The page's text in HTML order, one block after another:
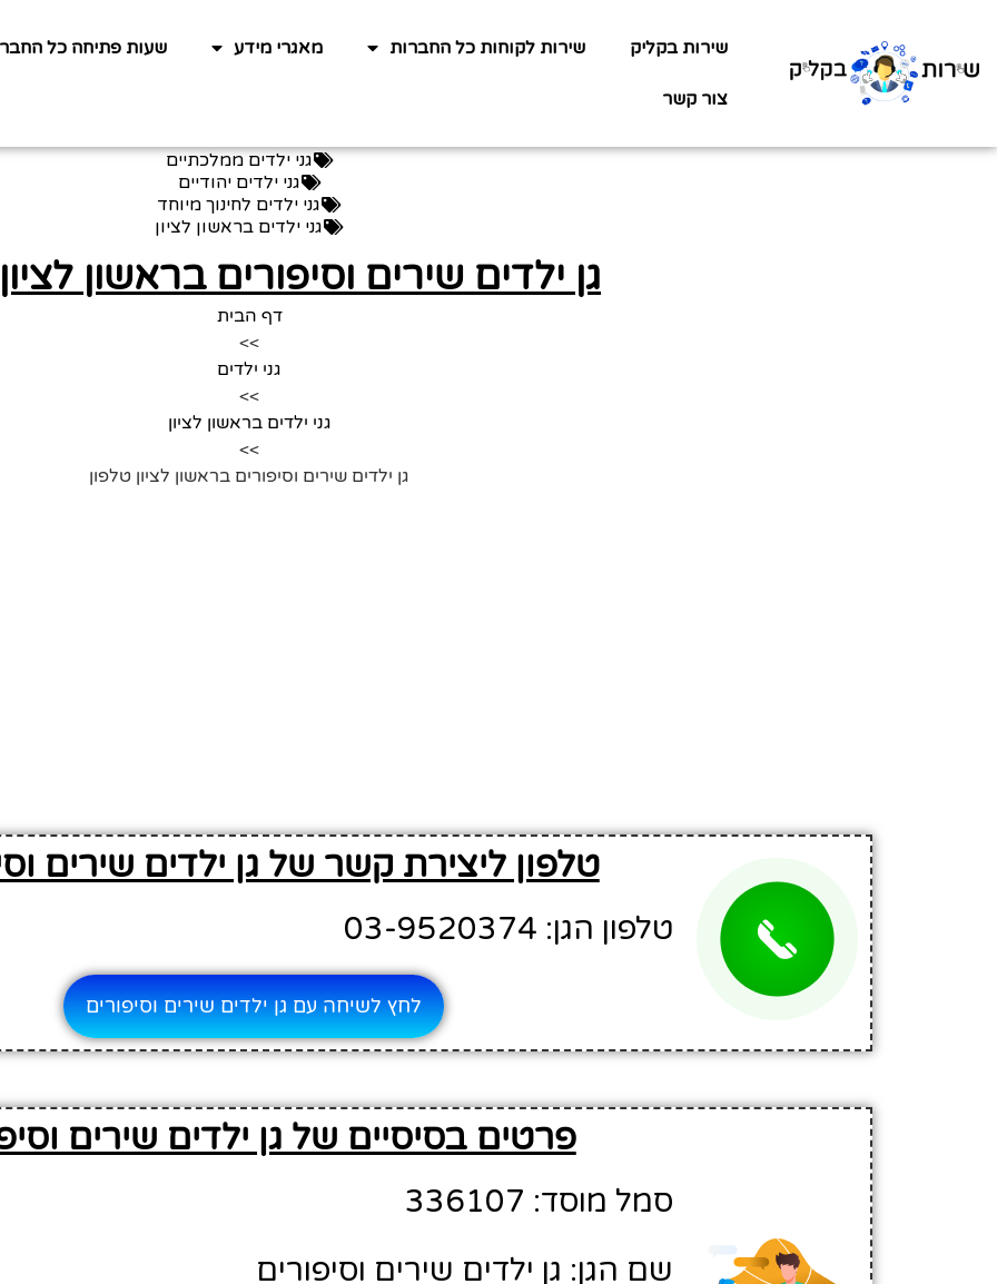
שירות בקליק שירות לקוחות כל החברות מאגרי מידע שעות פתיחה כל
צור קשר
גני ילדים ממלכתיים
גני ילדים יהודיים
גני ילדים לחינוך מיוחד
גני ילדים בראשון לציון
גן ילדים שירים וסיפורים בראשון
דף הבית
>>
גני ילדים
>>
גני ילדים בראשון לציון
>>
גן ילדים שירים וסיפורים בראשון לציון טלפון
טלפון ליצירת קשר של גן ילדים שירים
טלפון הגן: 03-9520374
לחץ לשיחה עם גן ילדים שירים וסיפורים
פרטים בסיסיים של גן ילדים שירים
סמל מוסד: 336107
שם הגן: גן ילדים שירים וסיפורים